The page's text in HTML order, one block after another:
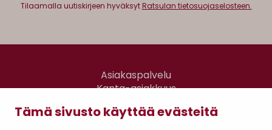
Tämä sivusto käyttää evästeitä
Tilaamalla uutiskirjeen hyväksytRatsulan tietosuojaselosteen.
Asiakaspalvelu
Kanta-asiakkuus
Gomee Ratsula Café